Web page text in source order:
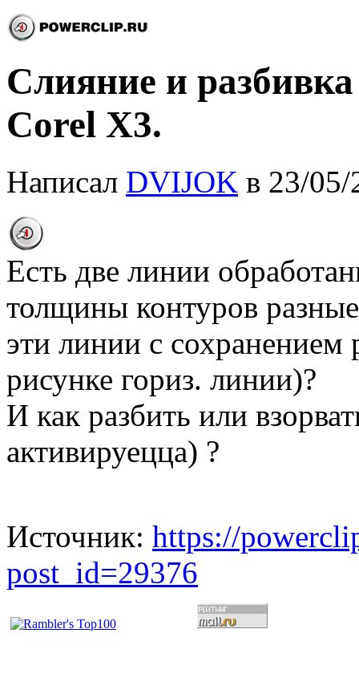
Слияние и
Corel X3.
Написал DVIJOK в 23/
Есть две линии
толщины контуров
эти линии с сохранением
рисунке гориз. линии)?
И как разбить или
активируецца) ?
Источник: https://
post_id=29376